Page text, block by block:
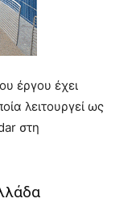
έργου έχει
λειτουργεί ως
στη